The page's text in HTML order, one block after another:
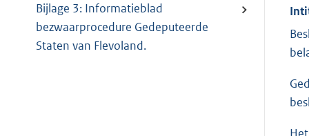
Bijlage 3: Informatieblad
bezwaarprocedure Gedeputeerde
Staten van Flevoland.